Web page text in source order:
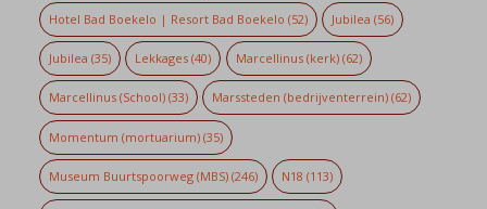
Hotel Bad Boekelo | Resort Bad Boekelo (52) Jubilea (56)
Jubilea (35) Lekkages (40) Marcellinus (kerk)(62)
Marcellinus (School)(33) Marssteden (bedrijventerrein) (62)
Momentum (mortuarium)(35)
Museum Buurtspoorweg (MBS)(246) N18 (113)